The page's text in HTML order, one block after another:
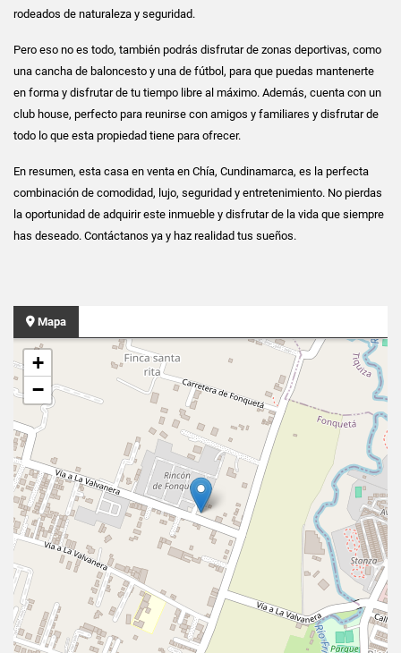
rodeados de naturaleza y seguridad.
Pero eso no es todo, también podrás disfrutar de zonas deportivas, como
una cancha de baloncesto y una de fútbol, para que puedas mantenerte
en forma y disfrutar de tu tiempo libre al máximo. Además, cuenta con un
club house, perfecto para reunirse con amigos y familiares y disfrutar de
todo lo que esta propiedad tiene para ofrecer.
En resumen, esta casa en venta en Chía, Cundinamarca, es la perfecta
combinación de comodidad, lujo, seguridad y entretenimiento. No pierdas
la oportunidad de adquirir este inmueble y disfrutar de la vida que siempre
has deseado. Contáctanos ya y haz realidad tus sueños.
Mapa
+
−